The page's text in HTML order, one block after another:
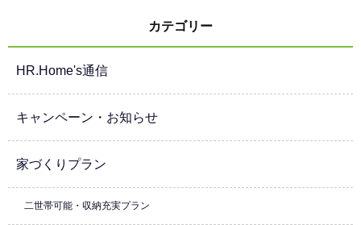
カテゴリー
HR.Home's通信
キャンペーン・お知らせ
家づくりプラン
二世帯可能・収納充実プラン